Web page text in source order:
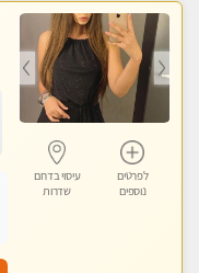
לפרטים
נוספים
עיסוי בדרום
שדרות